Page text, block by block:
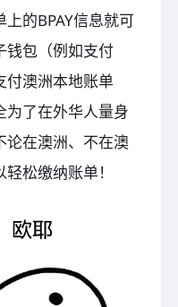
上的BPAY信息就可
钱包（例如支付
付澳洲本地账单
为了在外华人量身
论在澳洲、不在澳
松缴纳账单！